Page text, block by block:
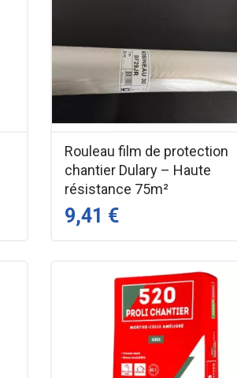
Rouleau film de protection
chantier Dulary – Haute
résistance 75m²
9,41 €